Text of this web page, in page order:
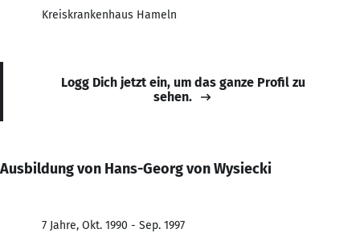
Kreiskrankenhaus Hameln
Logg Dich jetzt ein, um das ganze Profil zu
sehen.
Ausbildung von Hans-Georg von Wysiecki
7 Jahre, Okt. 1990 - Sep. 1997